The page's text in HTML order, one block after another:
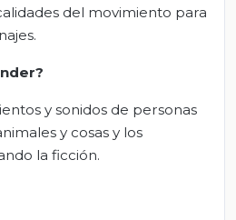
del movimiento para
y sonidos de personas
y cosas y los
la ficción.